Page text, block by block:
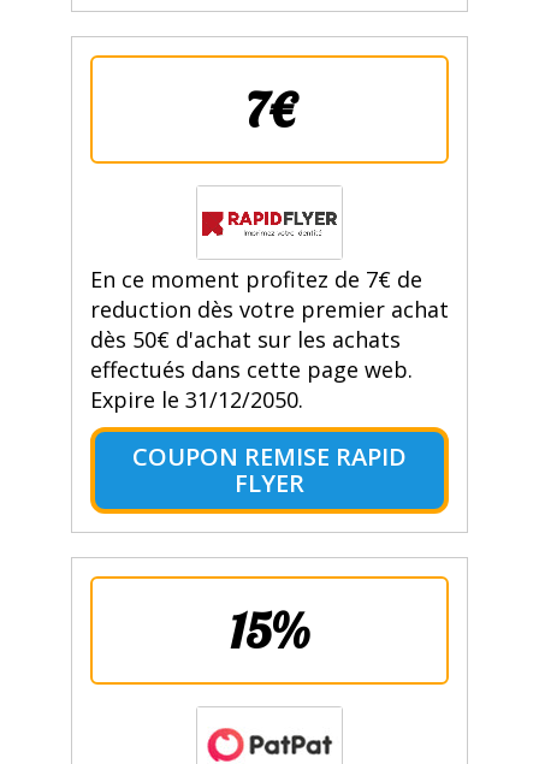
7€
En ce moment profitez de 7€ de
reduction dès votre premier achat
dès 50€ d'achat sur les achats
effectués dans cette page web.
Expire le 31/12/2050.
COUPON REMISE RAPID
FLYER
15%